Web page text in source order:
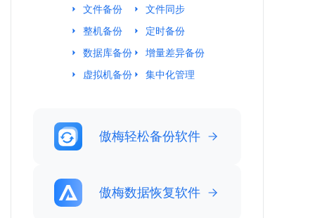
文件备份
整机备份
数据库备份
虚拟机备份
文件同步
定时备份
增量差异备份
集中化管理
傲梅轻松备份软件
傲梅数据恢复软件